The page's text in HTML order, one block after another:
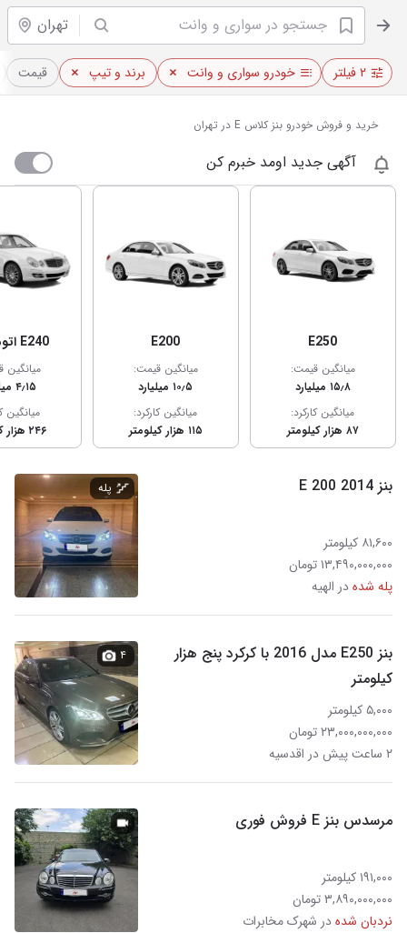
تهران
۲ فیلتر خودرو سواری و وانت برند و تیپ قیمت
خرید و فروش خودرو بنز کلاس E در تهران
آگهی جدید اومد خبرم کن
E250
میانگین قیمت:
۱۵٫۸ میلیارد
میانگین کارکرد:
۸۷ هزار کیلومتر
E200
میانگین قیمت:
۱۰٫۵ میلیارد
میانگین کارکرد:
۱۱۵ هزار کیلومتر
E240 اتوماتیک
۴٫۱۵ میلیارد
میانگین
۲۴۶ هزار کیلومتر
بنز E 200 2014
۸۱,۶۰۰ کیلومتر
۱۳,۴۹۰,۰۰۰,۰۰۰ تومان
پله شدهدر الهیه
پله
بنز E250 مدل 2016 با کرکرد پنج هزار
کیلومتر
۵,۰۰۰ کیلومتر
۲۳,۰۰۰,۰۰۰,۰۰۰ تومان
۲ ساعت پیش در اقدسیه
۴
مرسدس بنز E فروش فوری
۱۹۱,۰۰۰ کیلومتر
۳,۸۹۰,۰۰۰,۰۰۰ تومان
نردبان شدهدر شهرک مخابرات